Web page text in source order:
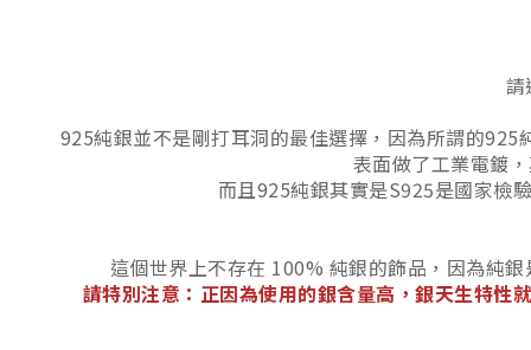
請
925純銀並不是剛打耳洞的最佳選擇，因為所謂的
表面做了工業電鍍
而且925純銀其實是S925是國家檢
這個世界上不存在 100% 純銀的飾品，因為純
請特別注意：正因為使用的銀含量高，銀天生特性